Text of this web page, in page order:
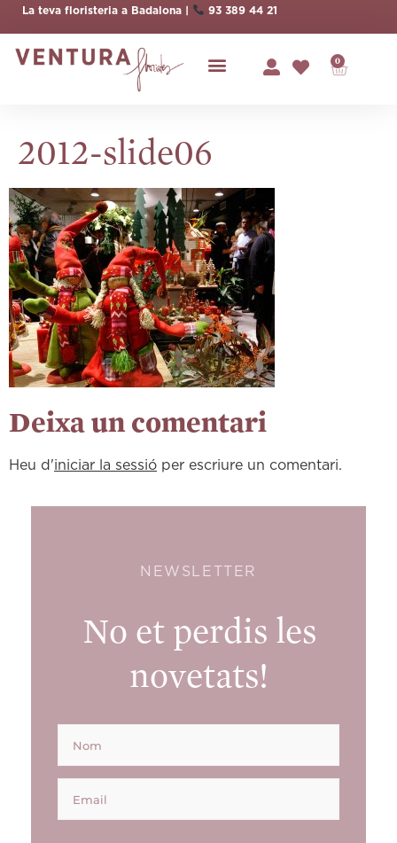
La teva floristeria a Badalona | 93 389 44 21
0
2012-slide06
Deixa un comentari
Heu d'iniciar la sessió per escriure un comentari.
NEWSLETTER
No et perdis les
novetats!